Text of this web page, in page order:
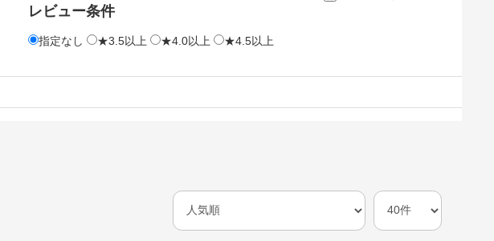
レビュー条件
指定なし ★3.5以上 ★4.0以上 ★4.5以上